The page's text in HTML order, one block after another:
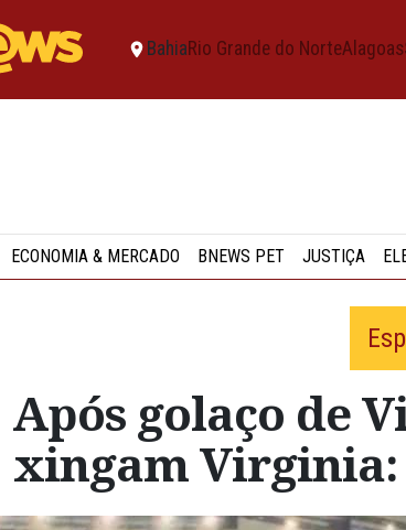
BahiaRio Grande do NorteAlagoas
ECONOMIA & MERCADO BNEWS PET JUSTIÇA
Após golaço de
xingam